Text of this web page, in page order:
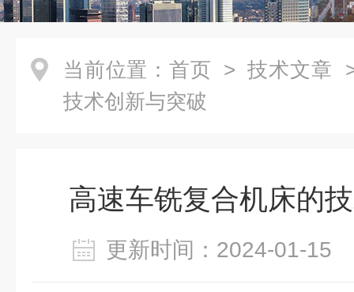
当前位置： 首页 > 技术文章
技术创新与突破
高速车铣复合机床的
更新时间：2024-01-